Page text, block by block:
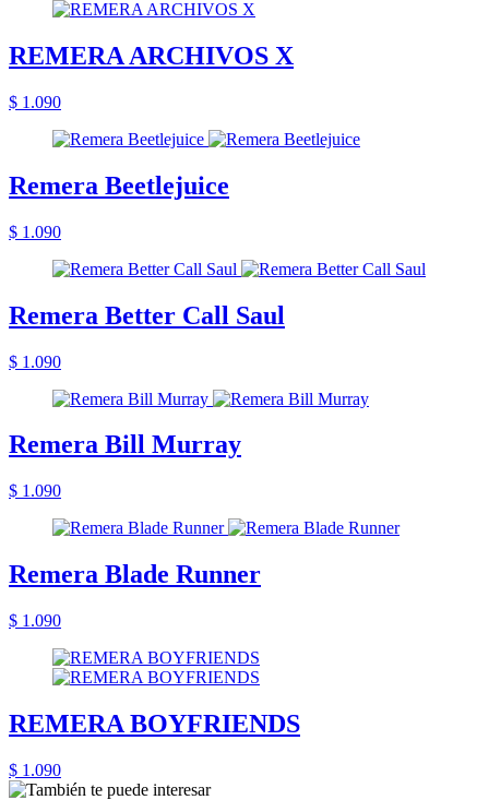
REMERA ARCHIVOS X
$ 1.090
Remera Beetlejuice
$ 1.090
Remera Better Call Saul
$ 1.090
Remera Bill Murray
$ 1.090
Remera Blade Runner
$ 1.090
REMERA BOYFRIENDS
$ 1.090